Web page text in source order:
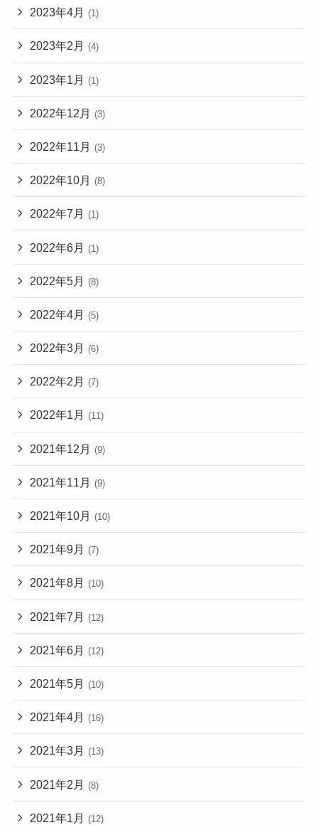
2023年4月 (1)
2023年2月 (4)
2023年1月 (1)
2022年12月 (3)
2022年11月 (3)
2022年10月 (8)
2022年7月 (1)
2022年6月 (1)
2022年5月 (8)
2022年4月 (5)
2022年3月 (6)
2022年2月 (7)
2022年1月 (11)
2021年12月 (9)
2021年11月 (9)
2021年10月 (10)
2021年9月 (7)
2021年8月 (10)
2021年7月 (12)
2021年6月 (12)
2021年5月 (10)
2021年4月 (16)
2021年3月 (13)
2021年2月 (8)
2021年1月 (12)